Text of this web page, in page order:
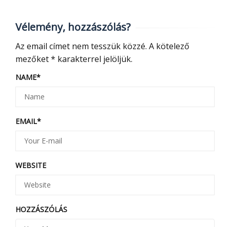
Vélemény, hozzászólás?
Az email címet nem tesszük közzé. A kötelező
mezőket* karakterrel jelöljük.
NAME*
EMAIL*
WEBSITE
HOZZÁSZÓLÁS